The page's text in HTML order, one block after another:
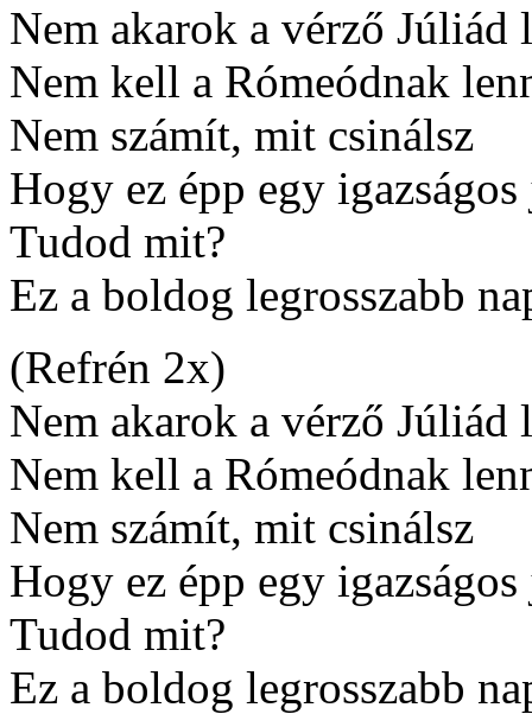
Nem akarok a vérző Júliád
Nem kell a Rómeódnak
Nem számít, mit csinálsz
Hogy ez épp egy
Tudod mit?
Ez a boldog legrosszabb
(Refrén 2x)
Nem akarok a vérző Júliád
Nem kell a Rómeódnak
Nem számít, mit csinálsz
Hogy ez épp egy
Tudod mit?
Ez a boldog legrosszabb